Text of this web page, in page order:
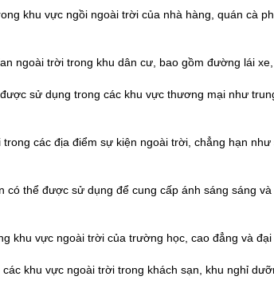
khu vực ngồi ngoài trời của nhà hàng, quán cà
ngoài trời trong khu dân cư, bao gồm đường lái
sử dụng trong các khu vực thương mại như
các địa điểm sự kiện ngoài trời, chẳng hạn
thể được sử dụng để cung cấp ánh sáng sáng
khu vực ngoài trời của trường học, cao đẳng và
khu vực ngoài trời trong khách sạn, khu nghỉ